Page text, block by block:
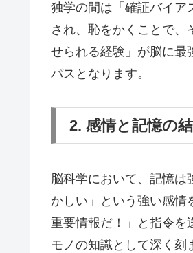
独学の間は「確証バイア
され、恥をかくことで
せられる経験」が脳に最
パスとなります。
2. 感情と記憶の
脳科学において、記憶は
かしい」という強い感情
重要情報だ！」と指令を
モノの知識として深く刻